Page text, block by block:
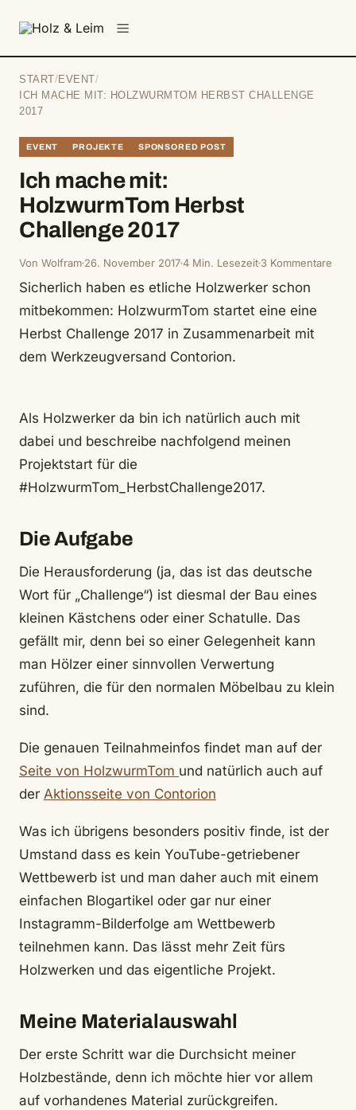
START / EVENT /
ICH MACHE MIT: HOLZWURMTOM HERBST CHALLENGE
2017
EVENT PROJEKTE SPONSORED POST
Ich mache mit:
HolzwurmTom Herbst
Challenge 2017
Von Wolfram 26. November 20174 Min. Lesezeit 3 Kommentare
Sicherlich haben es etliche Holzwerker schon
mitbekommen: HolzwurmTom startet eine eine
Herbst Challenge 2017 in Zusammenarbeit mit
dem Werkzeugversand Contorion.
Als Holzwerker da bin ich natürlich auch mit
dabei und beschreibe nachfolgend meinen
Projektstart für die
#HolzwurmTom_HerbstChallenge2017.
Die Aufgabe
Die Herausforderung (ja, das ist das deutsche
Wort für „Challenge“) ist diesmal der Bau eines
kleinen Kästchens oder einer Schatulle. Das
gefällt mir, denn bei so einer Gelegenheit kann
man Hölzer einer sinnvollen Verwertung
zuführen, die für den normalen Möbelbau zu klein
sind.
Die genauen Teilnahmeinfos findet man auf der
Seite von HolzwurmTom und natürlich auch auf
der Aktionsseite von Contorion
Was ich übrigens besonders positiv finde, ist der
Umstand dass es kein YouTube-getriebener
Wettbewerb ist und man daher auch mit einem
einfachen Blogartikel oder gar nur einer
Instagramm-Bilderfolge am Wettbewerb
teilnehmen kann. Das lässt mehr Zeit fürs
Holzwerken und das eigentliche Projekt.
Meine Materialauswahl
Der erste Schritt war die Durchsicht meiner
Holzbestände, denn ich möchte hier vor allem
auf vorhandenes Material zurückgreifen.